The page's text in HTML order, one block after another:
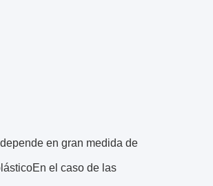
en gran medida de
el caso de las